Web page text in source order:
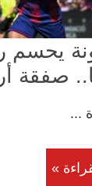
يحسم
صفقة
...
»